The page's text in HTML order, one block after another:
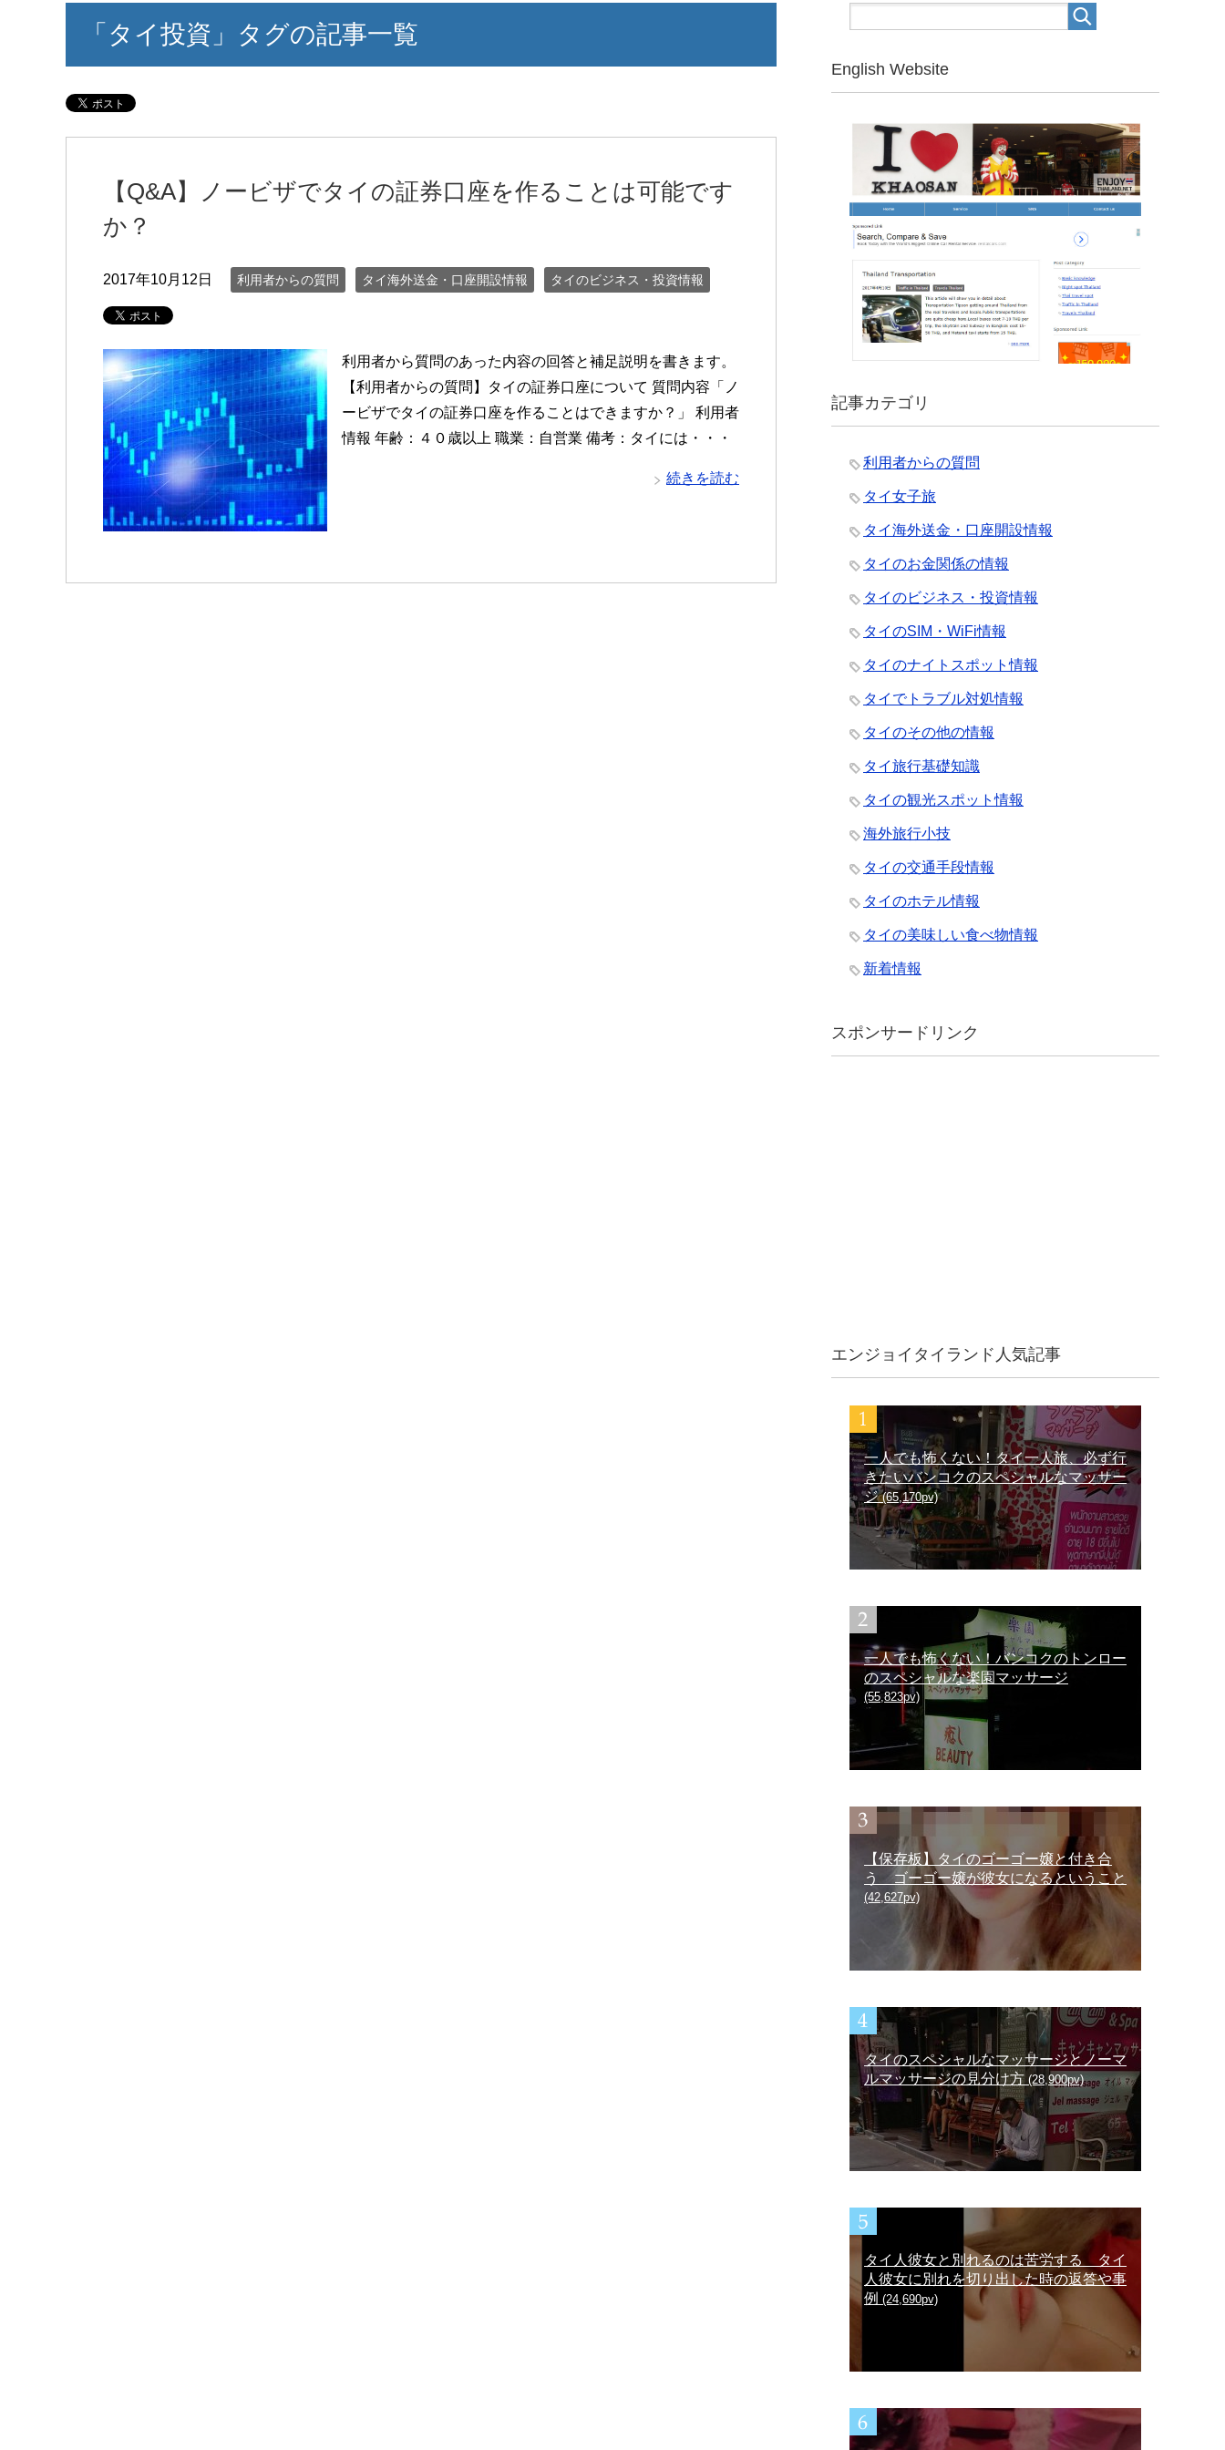
「タイ投資」タグの記事一覧
【Q&A】ノービザでタイの証券口座を作ることは可能です
か？
2017年10月12日 利用者からの質問 タイ海外送金・口座開設情報 タイのビジネス・投資情報
利用者から質問のあった内容の回答と補足説明を書きます。
【利用者からの質問】タイの証券口座について 質問内容「ノ
ービザでタイの証券口座を作ることはできますか？」 利用者
情報 年齢：４０歳以上 職業：自営業 備考：タイには・・・
続きを読む
English Website
記事カテゴリ
利用者からの質問
タイ女子旅
タイ海外送金・口座開設情報
タイのお金関係の情報
タイのビジネス・投資情報
タイのSIM・WiFi情報
タイのナイトスポット情報
タイでトラブル対処情報
タイのその他の情報
タイ旅行基礎知識
タイの観光スポット情報
海外旅行小技
タイの交通手段情報
タイのホテル情報
タイの美味しい食べ物情報
新着情報
スポンサードリンク
エンジョイタイランド人気記事
一人でも怖くない！タイ一人旅、必ず行
きたいバンコクのスペシャルなマッサー
ジ(65,170pv)
一人でも怖くない！バンコクのトンロー
のスペシャルな楽園マッサージ
(55,823pv)
【保存板】タイのゴーゴー嬢と付き合
う ゴーゴー嬢が彼女になるということ
(42,627pv)
タイのスペシャルなマッサージとノーマ
ルマッサージの見分け方(28,900pv)
タイ人彼女と別れるのは苦労する タイ
人彼女に別れを切り出した時の返答や事
例 (24,690pv)